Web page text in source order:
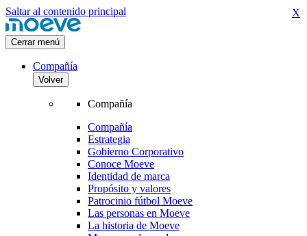
Saltar al contenido principal
Cerrar menú
Compañía
Volver
Compañía
Compañía
Estrategia
Gobierno Corporativo
Conoce Moeve
Identidad de marca
Propósito y valores
Patrocinio fútbol Moeve
Las personas en Moeve
La historia de Moeve
X